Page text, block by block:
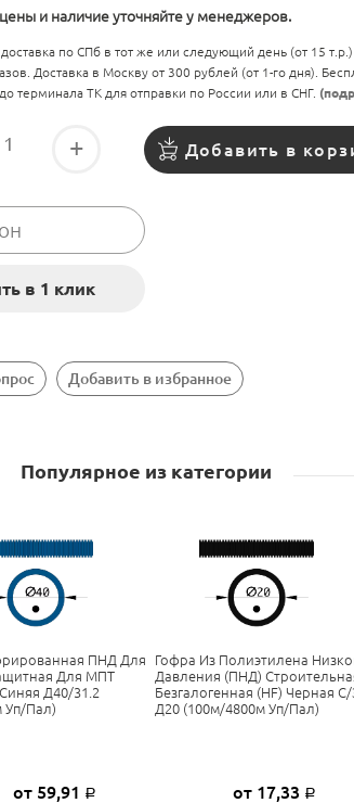
и наличие уточняйте у менеджеров.
доставка по СПб в тот же или следующий день (от 15
Доставка в Москву от 300 рублей (от 1-го дня).
терминала ТК для отправки по России или в СНГ.
+ Добавить в
Добавить в избранное
Популярное из категории
ПНД Для
Для МПТ
Д40/31.2
Уп/пал)
от 59,91 Р
Гофра Из Полиэтилена
Давления (ПНД)
Безгалогенная (HF) Черная С/
Д20 (100м/4800м Уп/пал)
от 17,33 Р